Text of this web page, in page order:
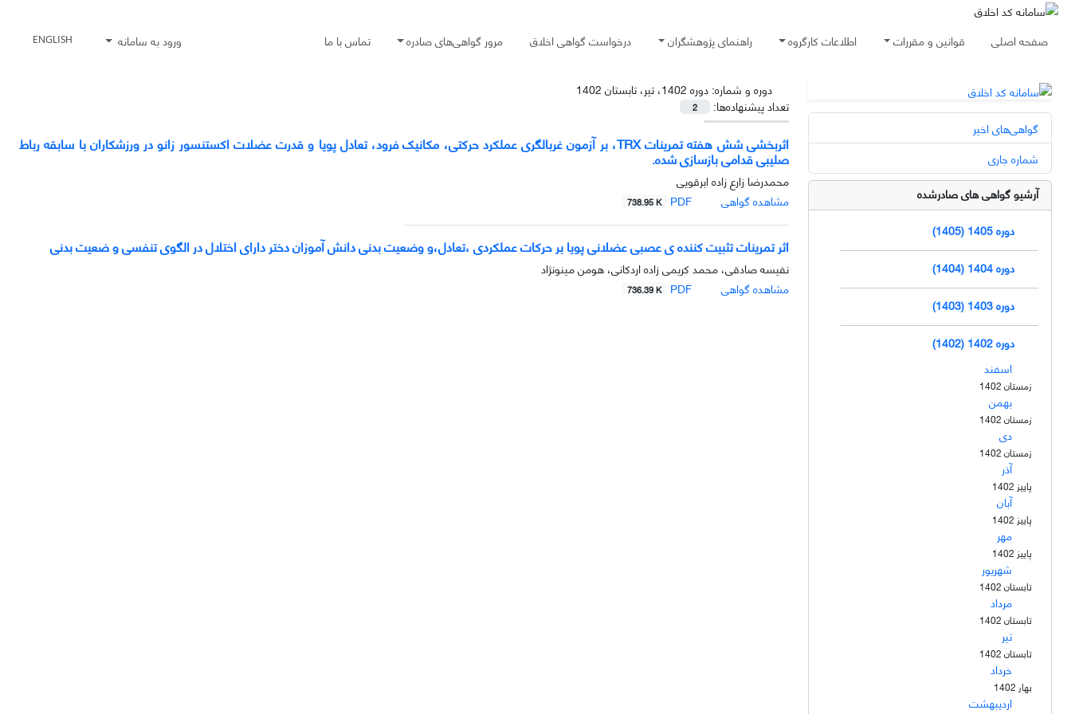
صفحه اصلی قوانین و مقررات اطلاعات کارگروه راهنمای پژوهشگران درخواست گواهی اخلاق مرور گواهی‌های صادره تماس با ما ورود به سامانه ENGLISH
دوره و شماره:دوره 1402، تیر، تابستان 1402
تعداد پیشنهاده‌ها:
2
اثربخشی شش هفته تمرینات TRX، بر آزمون غربالگری عملکرد حرکتی، مکانیک فرود، تعادل پویا و قدرت عضلات اکستنسور زانو در ورزشکاران با سابقه رباط
صلیبی قدامی بازسازی شده.
محمدرضا زارع زاده ابرقویی
مشاهده گواهی
PDF
738.95 K
اثر تمرینات تثبیت کننده ی عصبی عضلانی پویا بر حرکات عملکردی ،تعادل،و وضعیت بدنی دانش آموزان دختر دارای اختلال در الگوی تنفسی و ضعیت بدنی
نفیسه صادقی، محمد کریمی زاده اردکانی، هومن مینونژاد
مشاهده گواهی
PDF
736.39 K
گواهی‌های اخیر
شماره جاری
آرشیو گواهی های صادرشده
دوره 1405 (1405)
دوره 1404 (1404)
دوره 1403 (1403)
دوره 1402 (1402)
اسفند
زمستان 1402
بهمن
زمستان 1402
دی
زمستان 1402
آذر
پاییز 1402
آبان
پاییز 1402
مهر
پاییز 1402
شهریور
تابستان 1402
مرداد
تابستان 1402
تیر
تابستان 1402
خرداد
بهار 1402
اردیبهشت